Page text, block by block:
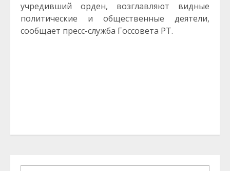
учредивший орден, возглавляют видные
политические и общественные деятели,
сообщает пресс-служба Госсовета РТ.